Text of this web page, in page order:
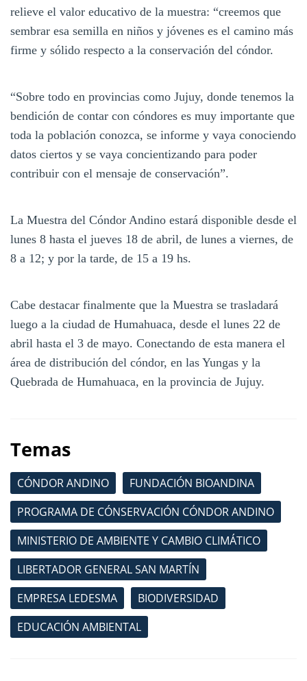
relieve el valor educativo de la muestra: “creemos que
sembrar esa semilla en niños y jóvenes es el camino más
firme y sólido respecto a la conservación del cóndor.
“Sobre todo en provincias como Jujuy, donde tenemos la
bendición de contar con cóndores es muy importante que
toda la población conozca, se informe y vaya conociendo
datos ciertos y se vaya concientizando para poder
contribuir con el mensaje de conservación”.
La Muestra del Cóndor Andino estará disponible desde el
lunes 8 hasta el jueves 18 de abril, de lunes a viernes, de
8 a 12; y por la tarde, de 15 a 19 hs.
Cabe destacar finalmente que la Muestra se trasladará
luego a la ciudad de Humahuaca, desde el lunes 22 de
abril hasta el 3 de mayo. Conectando de esta manera el
área de distribución del cóndor, en las Yungas y la
Quebrada de Humahuaca, en la provincia de Jujuy.
Temas
CÓNDOR ANDINO
FUNDACIÓN BIOANDINA
PROGRAMA DE CÓNSERVACIÓN CÓNDOR ANDINO
MINISTERIO DE AMBIENTE Y CAMBIO CLIMÁTICO
LIBERTADOR GENERAL SAN MARTÍN
EMPRESA LEDESMA
BIODIVERSIDAD
EDUCACIÓN AMBIENTAL